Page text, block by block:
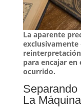
La aparente
para encajar
ocurrido.
Separando
La